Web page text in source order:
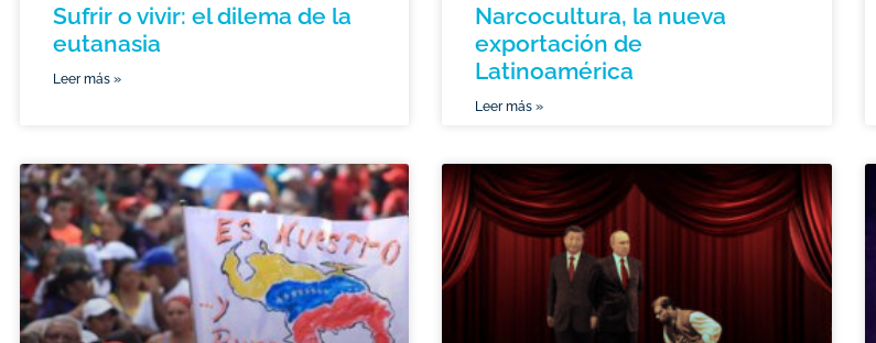
Sufrir o vivir: el dilema de la
eutanasia
Leer más »
Narcocultura, la nueva
exportación de
Latinoamérica
Leer más »